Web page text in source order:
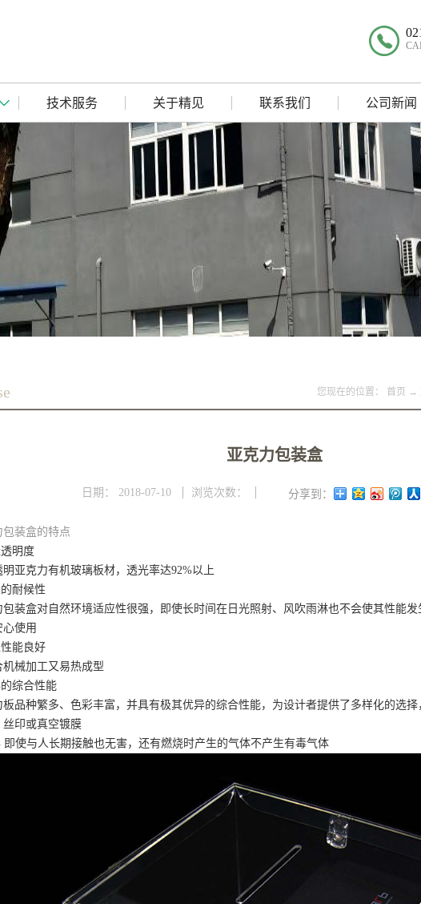
技术服务 关于精见 联系我们 公司新闻
您现在的位置： 首页 →
亚克力包装盒
日期： 2018-07-10 浏览次数：
包装盒的特点
明度
明亚克力有机玻璃板材，透光率达92%以上
耐候性
包装盒对自然环境适应性很强，即使长时间在日光照射、风吹雨淋也不会使其性能
使用
能良好
机械加工又易热成型
综合性能
板品种繁多、色彩丰富，并具有极其优异的综合性能，为设计者提供了多样化的选
丝印或真空镀膜
即使与人长期接触也无害，还有燃烧时产生的气体不产生有毒气体
分享到：